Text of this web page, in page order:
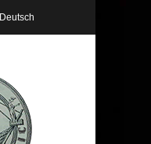
Deutsch